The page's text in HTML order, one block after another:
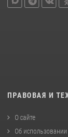
ПРАВОВАЯ И
О сайте
Об